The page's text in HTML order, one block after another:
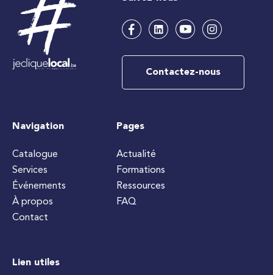
Contactez-nous
Navigation
Catalogue
Services
Événements
À propos
Contact
Pages
Actualité
Formations
Ressources
FAQ
Lien utiles